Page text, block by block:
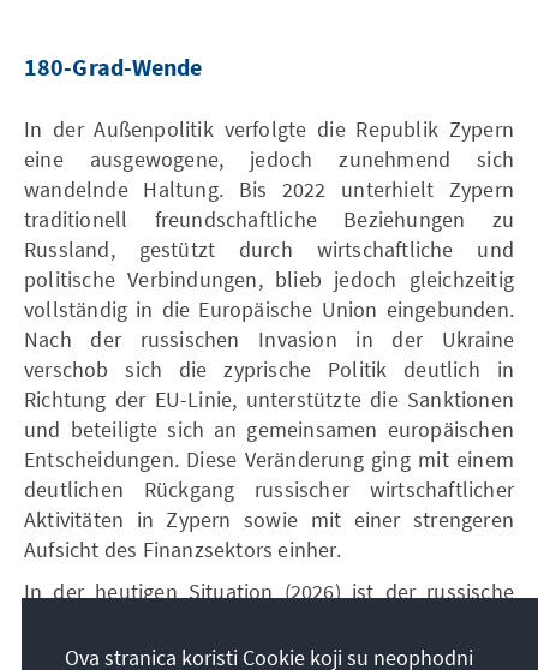
180-Grad-Wende
In der Außenpolitik verfolgte die Republik Zypern
eine ausgewogene, jedoch zunehmend sich
wandelnde Haltung. Bis 2022 unterhielt Zypern
traditionell freundschaftliche Beziehungen zu
Russland, gestützt durch wirtschaftliche und
politische Verbindungen, blieb jedoch gleichzeitig
vollständig in die Europäische Union eingebunden.
Nach der russischen Invasion in der Ukraine
verschob sich die zyprische Politik deutlich in
Richtung der EU-Linie, unterstützte die Sanktionen
und beteiligte sich an gemeinsamen europäischen
Entscheidungen. Diese Veränderung ging mit einem
deutlichen Rückgang russischer wirtschaftlicher
Aktivitäten in Zypern sowie mit einer strengeren
Aufsicht des Finanzsektors einher.
In der heutigen Situation (2026) ist der russische
Vergleich zur Vergangenheit erheblich
Ova stranica koristi Cookie koji su neophodni